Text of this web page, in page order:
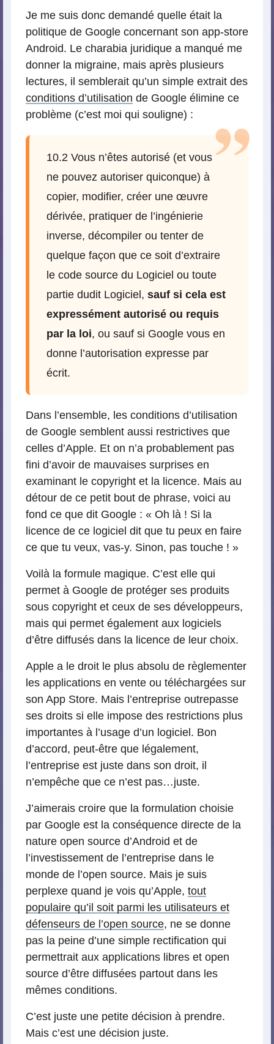
Je me suis donc demandé quelle était la
politique de Google concernant son app-store
Android. Le charabia juridique a manqué me
donner la migraine, mais après plusieurs
lectures, il semblerait qu’un simple extrait des
conditions d’utilisation de Google élimine ce
problème (c’est moi qui souligne) :
10.2 Vous n’êtes autorisé (et vous
ne pouvez autoriser quiconque) à
copier, modifier, créer une œuvre
dérivée, pratiquer de l’ingénierie
inverse, décompiler ou tenter de
quelque façon que ce soit d’extraire
le code source du Logiciel ou toute
partie dudit Logiciel, sauf si cela est
expressément autorisé ou requis
par la loi, ou sauf si Google vous en
donne l’autorisation expresse par
écrit.
Dans l’ensemble, les conditions d’utilisation
de Google semblent aussi restrictives que
celles d’Apple. Et on n’a probablement pas
fini d’avoir de mauvaises surprises en
examinant le copyright et la licence. Mais au
détour de ce petit bout de phrase, voici au
fond ce que dit Google : « Oh là ! Si la
licence de ce logiciel dit que tu peux en faire
ce que tu veux, vas-y. Sinon, pas touche ! »
Voilà la formule magique. C’est elle qui
permet à Google de protéger ses produits
sous copyright et ceux de ses développeurs,
mais qui permet également aux logiciels
d’être diffusés dans la licence de leur choix.
Apple a le droit le plus absolu de règlementer
les applications en vente ou téléchargées sur
son App Store. Mais l’entreprise outrepasse
ses droits si elle impose des restrictions plus
importantes à l’usage d’un logiciel. Bon
d’accord, peut-être que légalement,
l’entreprise est juste dans son droit, il
n’empêche que ce n’est pas…juste.
J’aimerais croire que la formulation choisie
par Google est la conséquence directe de la
nature open source d’Android et de
l’investissement de l’entreprise dans le
monde de l’open source. Mais je suis
perplexe quand je vois qu’Apple, tout
populaire qu’il soit parmi les utilisateurs et
défenseurs de l’open source, ne se donne
pas la peine d’une simple rectification qui
permettrait aux applications libres et open
source d’être diffusées partout dans les
mêmes conditions.
C’est juste une petite décision à prendre.
Mais c’est une décision juste.